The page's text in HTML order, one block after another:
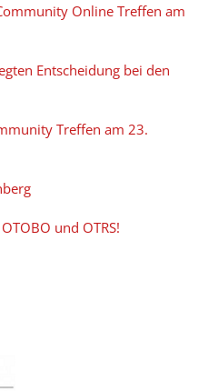
Entscheidung bei den
und OTRS!